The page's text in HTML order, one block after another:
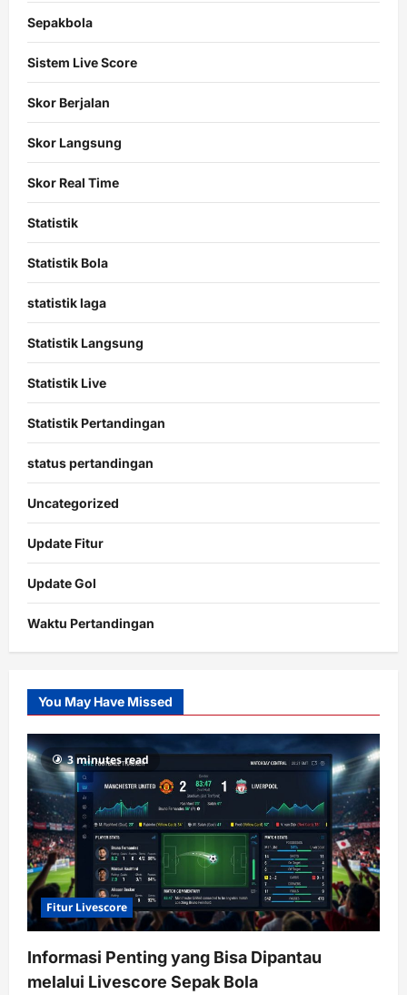
Sepakbola
Sistem Live Score
Skor Berjalan
Skor Langsung
Skor Real Time
Statistik
Statistik Bola
statistik laga
Statistik Langsung
Statistik Live
Statistik Pertandingan
status pertandingan
Uncategorized
Update Fitur
Update Gol
Waktu Pertandingan
Slot
Gacor
RTP
terupdate
You May Have Missed
3 minutes read
Fitur Livescore
Informasi Penting yang Bisa Dipantau
melalui Livescore Sepak Bola